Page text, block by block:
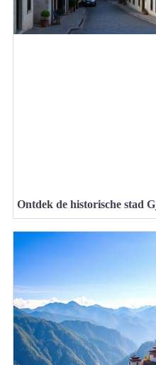
Ontdek de historische stad